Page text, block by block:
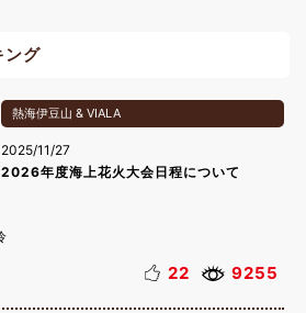
ング
熱海伊豆山 & VIALA
2025/11/27
2026年度海上花火大会日程について
22 9255